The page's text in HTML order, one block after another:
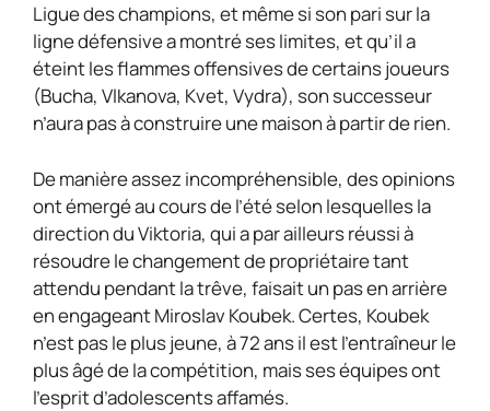
Ligue des champions, et même si son pari sur la
ligne défensive a montré ses limites, et qu’il a
éteint les flammes offensives de certains joueurs
(Bucha, Vlkanova, Kvet, Vydra), son successeur
n’aura pas à construire une maison à partir de rien.
De manière assez incompréhensible, des opinions
ont émergé au cours de l’été selon lesquelles la
direction du Viktoria, qui a par ailleurs réussi à
résoudre le changement de propriétaire tant
attendu pendant la trêve, faisait un pas en arrière
en engageant Miroslav Koubek. Certes, Koubek
n’est pas le plus jeune, à 72 ans il est l’entraîneur le
plus âgé de la compétition, mais ses équipes ont
l’esprit d’adolescents affamés.